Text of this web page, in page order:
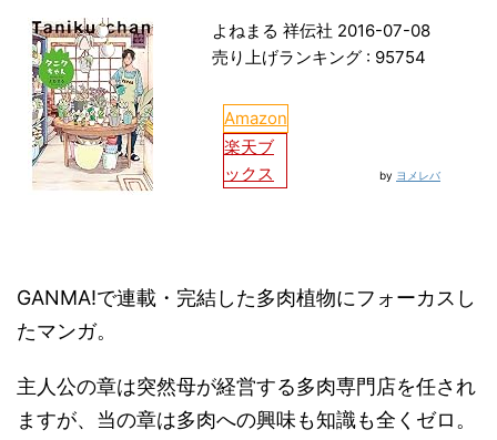
よねまる 祥伝社 2016-07-08
売り上げランキング : 95754
Amazon
楽天ブ
ックス
by ヨメレバ
GANMA!で連載・完結した多肉植物にフォーカスし
たマンガ。
主人公の章は突然母が経営する多肉専門店を任され
ますが、当の章は多肉への興味も知識も全くゼロ。